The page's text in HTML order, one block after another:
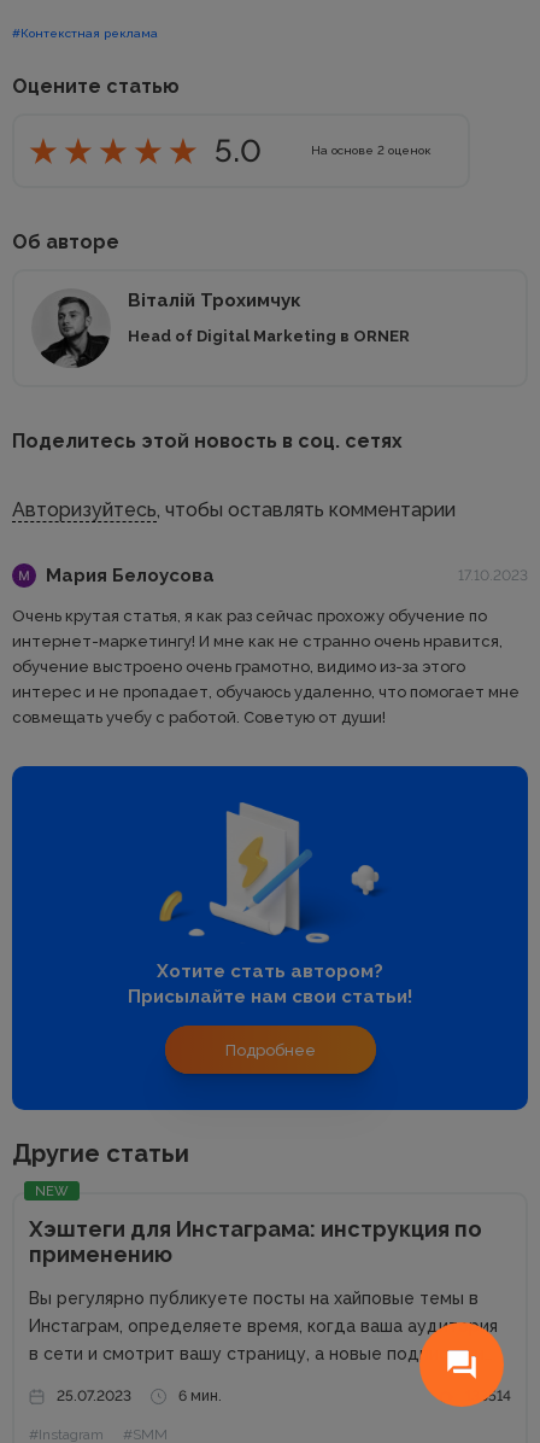
#Контекстная реклама
Оцените статью
5.0 На основе 2 оценок
Об авторе
Віталій Трохимчук
Head of Digital Marketing в ORNER
Поделитесь этой новость в соц. сетях
Авторизуйтесь, чтобы оставлять комментарии
Мария Белоусова 17.10.2023
Очень крутая статья, я как раз сейчас прохожу обучение по
интернет-маркетингу! И мне как не странно очень нравится,
обучение выстроено очень грамотно, видимо из-за этого
интерес и не пропадает, обучаюсь удаленно, что помогает мне
совмещать учебу с работой. Советую от души!
Хотите стать автором?
Присылайте нам свои статьи!
Подробнее
Другие статьи
NEW
Хэштеги для Инстаграма: инструкция по
применению
Вы регулярно публикуете посты на хайповые темы в
Инстаграм, определяете время, когда ваша аудитория
в сети и смотрит вашу страницу, а новые подписчики
все не приходят? Нет лайков со сторонних аккаунтов,
падает охват и посещаемость? Что же делать? Выход
есть!...
25.07.2023 6 мин. 133514
#Instagram #SMM